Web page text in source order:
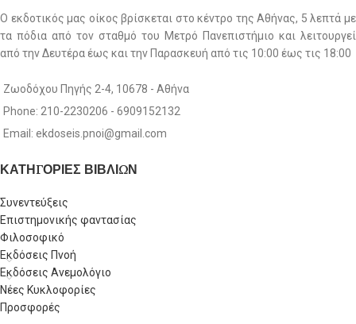
Ο εκδοτικός μας οίκος βρίσκεται στο κέντρο της Αθήνας, 5 λεπτά με
τα πόδια από τον σταθμό του Μετρό Πανεπιστήμιο και λειτουργεί
από την Δευτέρα έως και την Παρασκευή από τις 10:00 έως τις 18:00
Ζωοδόχου Πηγής 2-4, 10678 - Αθήνα
Phone: 210-2230206 - 6909152132
Email: ekdoseis.pnoi@gmail.com
ΚΑΤΗΓΟΡΙΕΣ ΒΙΒΛΙΩΝ
Συνεντεύξεις
Επιστημονικής φαντασίας
Φιλοσοφικό
Εκδόσεις Πνοή
Εκδόσεις Ανεμολόγιο
Νέες Κυκλοφορίες
Προσφορές